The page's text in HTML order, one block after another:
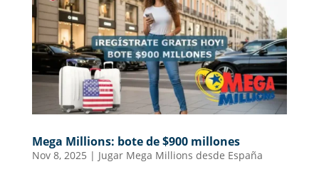
Mega Millions: bote de $900 millones
Nov 8, 2025 | Jugar Mega Millions desde España